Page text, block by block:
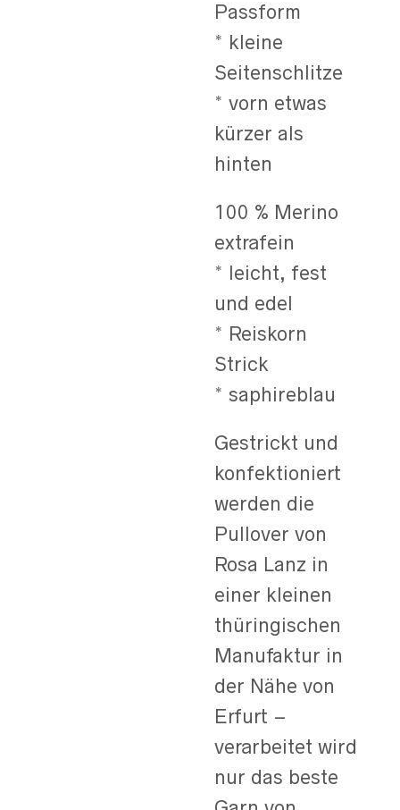
Passform
* kleine
Seitenschlitze
* vorn etwas
kürzer als
hinten
100 % Merino
extrafein
* leicht, fest
und edel
* Reiskorn
Strick
* saphireblau
Gestrickt und
konfektioniert
werden die
Pullover von
Rosa Lanz in
einer kleinen
thüringischen
Manufaktur in
der Nähe von
Erfurt –
verarbeitet wird
nur das beste